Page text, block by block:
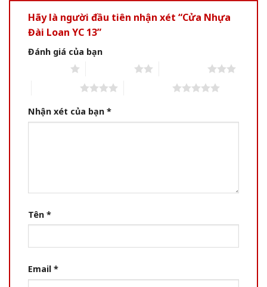
Hãy là người đầu tiên nhận xét “Cửa Nhựa
Đài Loan YC 13”
Đánh giá của bạn
Nhận xét của bạn *
Tên *
Email *